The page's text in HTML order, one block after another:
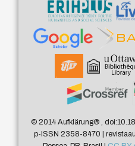
© 2014 Aufklärung®,
p-ISSN 2358-8470 |